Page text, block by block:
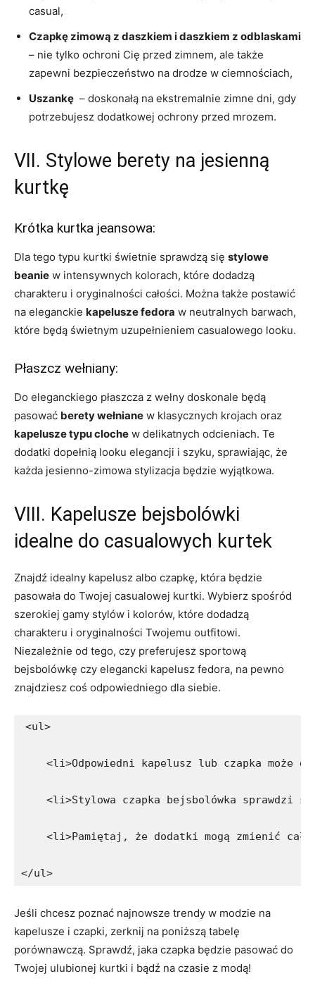
casual,
Czapkę‌ zimową​ z daszkiem i​ daszkiem z odblaskami
– nie​ tylko ochroni Cię⁢ przed ‍zimnem, ale także⁣
zapewni bezpieczeństwo na drodze w ciemnościach,
Uszankę ‌ – doskonałą na ekstremalnie ⁣zimne dni, gdy
potrzebujesz dodatkowej ochrony przed mrozem.
VII.​ Stylowe berety na jesienną
kurtkę
Krótka kurtka jeansowa:
Dla tego typu kurtki świetnie sprawdzą się stylowe
beanie w intensywnych kolorach, które dodadzą
charakteru ​i oryginalności całości.‍ Można także postawić
na⁣ eleganckie kapelusze fedora w⁣ neutralnych⁣ barwach,
które będą ​świetnym uzupełnieniem casualowego ‌looku.
Płaszcz wełniany:
Do eleganckiego płaszcza z⁤ wełny doskonale będą
pasować berety wełniane w klasycznych krojach ⁢oraz
kapelusze typu cloche w delikatnych⁣ odcieniach. Te
dodatki dopełnią looku elegancji i szyku, sprawiając, że
każda jesienno-zimowa stylizacja‍ będzie wyjątkowa.
VIII. Kapelusze ⁣bejsbolówki
idealne do casualowych kurtek
Znajdź‍ idealny⁣ kapelusz⁤ albo czapkę, która będzie⁢
pasowała do Twojej casualowej kurtki. Wybierz spośród
szerokiej ‌gamy stylów i⁤ kolorów, które dodadzą
charakteru i⁤ oryginalności Twojemu outfitowi.
⁢Niezależnie od tego,⁤ czy preferujesz​ sportową
bejsbolówkę czy elegancki kapelusz fedora, ‍na pewno
znajdziesz coś odpowiedniego dla siebie.
<ul>
<li>Odpowiedni kapelusz lub czapka może
<li>Stylowa czapka bejsbolówka sprawdzi
<li>Pamiętaj, że dodatki mogą zmienić
</ul>
Jeśli chcesz poznać najnowsze trendy w‌ modzie na
kapelusze i czapki, zerknij na poniższą tabelę
porównawczą. Sprawdź, jaka ⁤czapka​ będzie pasować⁤ do
Twojej ulubionej kurtki‍ i bądź⁣ na ⁣czasie z modą!